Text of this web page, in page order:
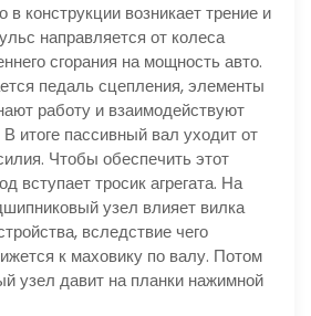
в конструкции возникает трение и
направляется от колеса
сгорания на мощность авто.
педаль сцепления, элементы
работу и взаимодействуют
В итоге пассивный вал уходит от
Чтобы обеспечить этот
вступает тросик агрегата. На
узел влияет вилка
вследствие чего
к маховику по валу. Потом
узел давит на планки нажимной